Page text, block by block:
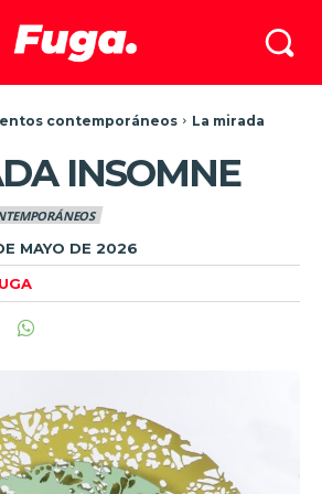
contemporáneos
La mirada
INSOMNE
MAYO DE 2026